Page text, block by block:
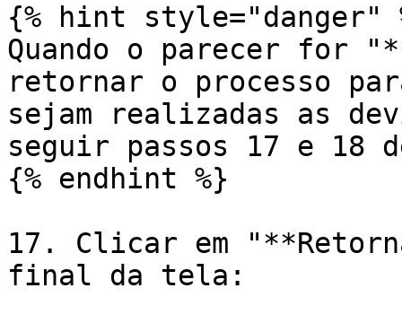
{% hint style="danger"
Quando o parecer for
retornar o processo
sejam realizadas as
seguir passos 17 e 18
{% endhint %}
17. Clicar em
final da tela: